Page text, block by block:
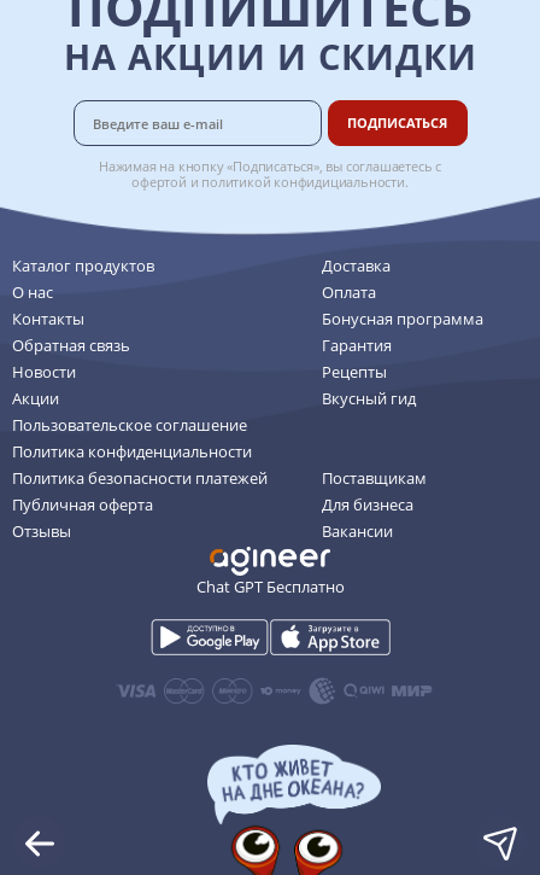
НА АКЦИИ И СКИДКИ
ПОДПИСАТЬСЯ
Нажимая на кнопку «Подписаться», вы соглашаетесь с
офертой и политикой конфидициальности.
Каталог продуктов
О нас
Контакты
Обратная связь
Новости
Акции
Пользовательское соглашение
Политика конфиденциальности
Политика безопасности платежей
Публичная оферта
Отзывы
Доставка
Оплата
Бонусная программа
Гарантия
Рецепты
Вкусный гид
Поставщикам
Для бизнеса
Вакансии
Chat GPT Бесплатно